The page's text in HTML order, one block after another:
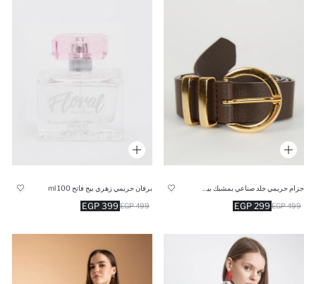
299 EGP 499 EGP
برفان حريمي زهري بيج فاتح 100 ml
399 EGP 499 EGP